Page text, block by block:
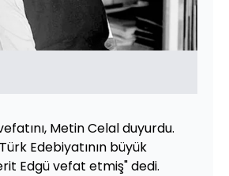
Metin Celal duyurdu.
Edebiyatının büyük
Edgü vefat etmiş" dedi.